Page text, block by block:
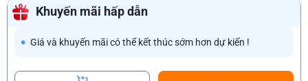
Khuyến mãi hấp dẫn
Giá và khuyến mãi có thể kết thúc sớm hơn dự kiến !